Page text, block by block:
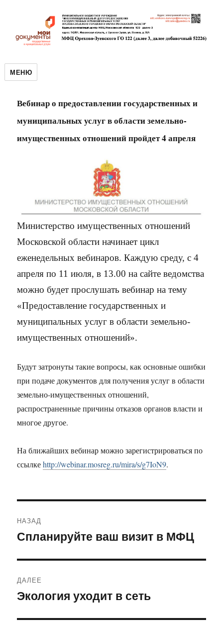
МЕНЮ
Вебинар о предоставлении государственных и
муниципальных услуг в области земельно-
имущественных отношений пройдет 4 апреля
Министерство имущественных отношений
Московской области начинает цикл
еженедельных вебинаров. Каждую среду, с 4
апреля по 11 июля, в 13.00 на сайте ведомства
можно будет прослушать вебинар на тему
«Предоставление государственных и
муниципальных услуг в области земельно-
имущественных отношений».
Будут затронуты такие вопросы, как основные ошибки
при подаче документов для получения услуг в области
земельно-имущественных отношений,
распространенные причины отказов органов власти и
многое другое.
На ближайших вебинар можно зарегистрироваться по
ссылкеhttp://webinar.mosreg.ru/mira/s/g7IoN9.
по
НАЗАД
Предыдущая
Спланируйте ваш визит в МФЦ
ДАЛЕЕ
Следующая
Экология уходит в сеть